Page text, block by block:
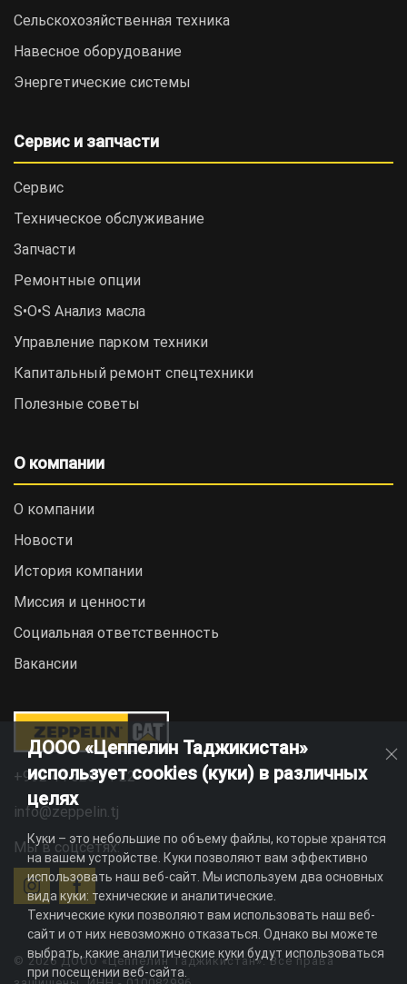
Сельскохозяйственная техника
Навесное оборудование
Энергетические системы
Сервис и запчасти
Сервис
Техническое обслуживание
Запчасти
Ремонтные опции
S•O•S Анализ масла
Управление парком техники
Капитальный ремонт спецтехники
Полезные советы
О компании
О компании
Новости
История компании
Миссия и ценности
Социальная ответственность
Вакансии
+992 44 625 11 22
info@zeppelin.tj
Мы в соцсетях:
© 2026 ДООО «Цеппелин Таджикистан». Все права
ДООО «Цеппелин Таджикистан»
использует cookies (куки) в различных
целях
Куки – это небольшие по объему файлы, которые хранятся
на вашем устройстве. Куки позволяют вам эффективно
использовать наш веб-сайт. Мы используем два основных
вида куки: технические и аналитические.
Технические куки позволяют вам использовать наш веб-
сайт и от них невозможно отказаться. Однако вы можете
выбрать, какие аналитические куки будут использоваться
при посещении веб-сайта.